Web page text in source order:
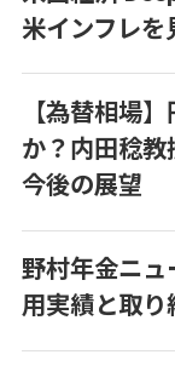
米インフレを
【為替相場
か？内田稔教
今後の展望
野村年金ニ
用実績と取り